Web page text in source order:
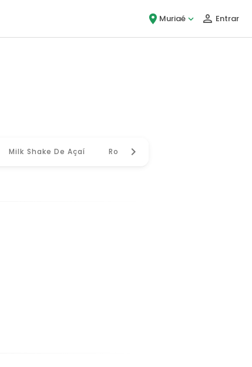
Muriaé Entrar
Milk Shake De Açaí Roleta